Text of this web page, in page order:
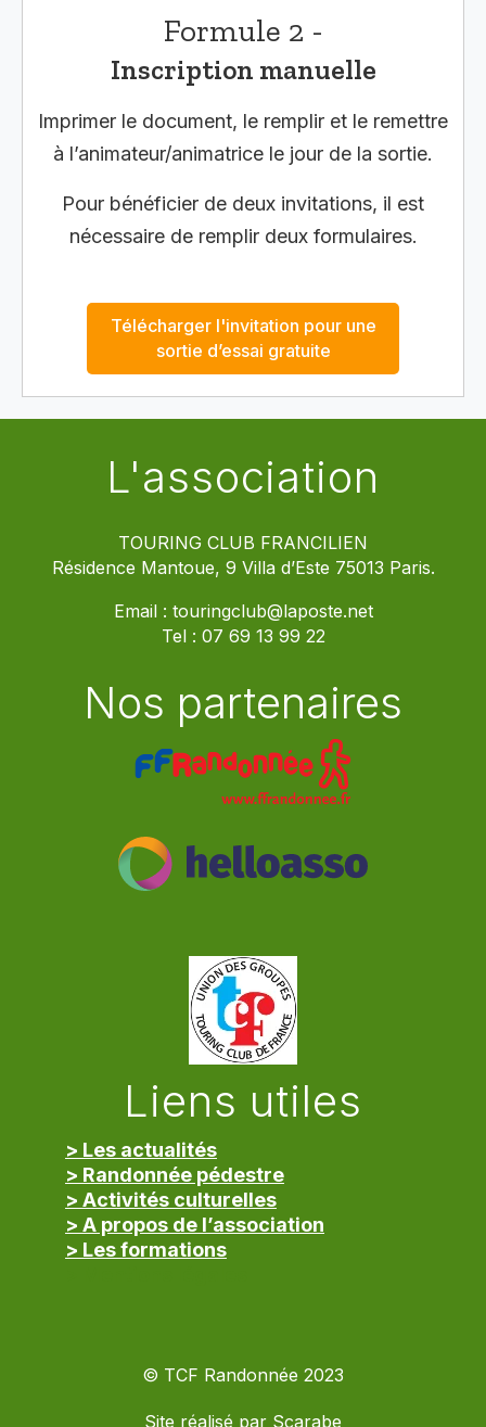
Formule 2 -
Inscription manuelle
Imprimer le document, le remplir et le remettre
à l’animateur/animatrice le jour de la sortie.
Pour bénéficier de deux invitations, il est
nécessaire de remplir deux formulaires.
Télécharger l'invitation pour une
sortie d’essai gratuite
L'association
TOURING CLUB FRANCILIEN
Résidence Mantoue, 9 Villa d’Este 75013 Paris.
Email : touringclub@laposte.net
Tel : 07 69 13 99 22
Nos partenaires
Liens utiles
> Les actualités
> Randonnée pédestre
> Activités culturelles
> A propos de l’association
> Les formations
© TCF Randonnée 2023
Site réalisé par Scarabe